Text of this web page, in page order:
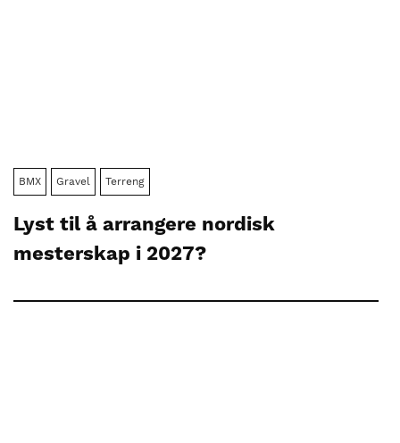
BMX Gravel Terreng
Lyst til å arrangere nordisk
mesterskap i 2027?